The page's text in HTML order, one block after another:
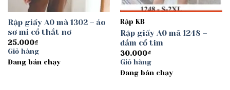
Rập giấy A0 mã 1302 – áo
sơ mi cổ thắt nơ
25.000₫
Giỏ hàng
Đang bán chạy
Rập KB
Rập giấy A0 mã 1248 –
đầm cổ tim
30.000₫
Giỏ hàng
Đang bán chạy